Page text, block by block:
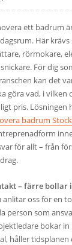
ett badrum
Här
rörmokare,
För dig
kan det
göra vad, i vilken
pris. Lösningen
badrum
för allt – från
– färre bollar
anlitar oss för en
person som
bokar
håller tidsplanen